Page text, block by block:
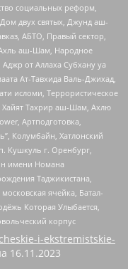
социальных реформ,
двух святых, Джунд аш-
АБТО, Правый сектор,
Ахль аш-Шам, Народное
от Аллаха Субхану уа
Ат-Тавхида Валь-Джихад,
исломи, Террористическое
Хайят Тахрир аш-Шам, Ахлю
Артподготовка,
Колумбайн, Хатлонский
Кушкуль г. Оренбург,
имени Номана
Таджикистана,
ячейка, Батал-
Которая Улыбается,
корпус
i-ekstremistskie-
16.11.2023